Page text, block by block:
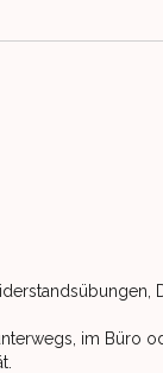
im Büro